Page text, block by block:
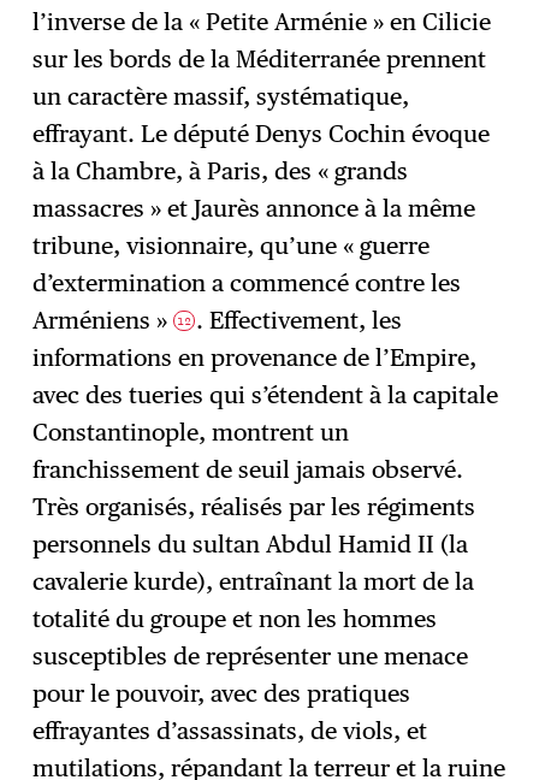
l’inverse de la « Petite Arménie » en Cilicie
sur les bords de la Méditerranée prennent
un caractère massif, systématique,
effrayant. Le député Denys Cochin évoque
à la Chambre, à Paris, des « grands
massacres » et Jaurès annonce à la même
tribune, visionnaire, qu’une « guerre
d’extermination a commencé contre les
Arméniens »12 . Effectivement, les
informations en provenance de l’Empire,
avec des tueries qui s’étendent à la capitale
Constantinople, montrent un
franchissement de seuil jamais observé.
Très organisés, réalisés par les régiments
personnels du sultan Abdul Hamid II (la
cavalerie kurde), entraînant la mort de la
totalité du groupe et non les hommes
susceptibles de représenter une menace
pour le pouvoir, avec des pratiques
effrayantes d’assassinats, de viols, et
mutilations, répandant la terreur et la ruine